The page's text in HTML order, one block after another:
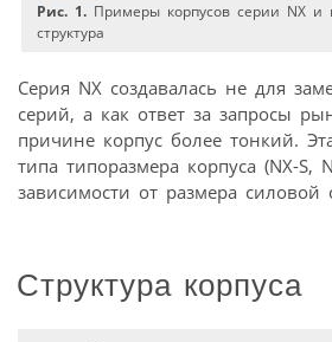
Рис. 1. Примеры корпусов серии NX и
структура
Серия NX создавалась не для
серий, а как ответ за запросы
причине корпус более тонкий.
типа типоразмера корпуса (NX-S,
зависимости от размера силовой
Структура корпуса